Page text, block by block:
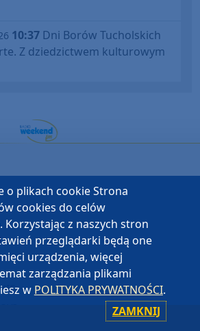
10:37 Dni Borów Tucholskich
Z dziedzictwem kulturowym
o plikach cookie Strona
cookies do celów
Korzystając z naszych stron
przeglądarki będą one
urządzenia, więcej
zarządzania plikami
w POLITYKA PRYWATNOŚCI.
ZAMKNIJ